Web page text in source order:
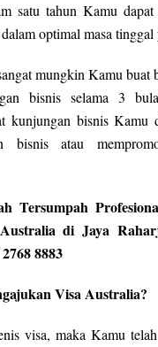
satu tahun Kamu
optimal masa tinggal
mungkin Kamu buat
bisnis selama 3
kunjungan bisnis Kamu
bisnis atau
Tersumpah
di Jaya
8883
Visa Australia?
visa, maka Kamu